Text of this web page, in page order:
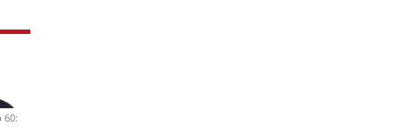
60: